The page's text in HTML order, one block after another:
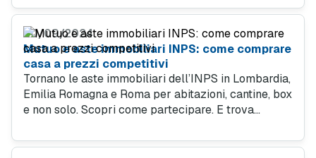
novembre, l’INPS vende appartamenti, box, negozi
e uffici.
20/09/2024
Mutuo e aste immobiliari INPS: come comprare
casa a prezzi competitivi
Tornano le aste immobiliari dell’INPS in Lombardia,
Emilia Romagna e Roma per abitazioni, cantine, box
e non solo. Scopri come partecipare. E trova
settembre 2024.